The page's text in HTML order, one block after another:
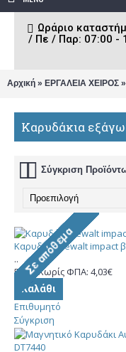
Ωράριο
/ Πε / Παρ: 07:00 -
Αρχική » ΕΡΓΑΛΕΙΑ ΧΕΙΡΟΣ »
Καρυδάκια
Σύγκριση
Καρυδάκι Dewalt impact
..
5,00€Χωρίς ΦΠΑ: 4,03€
Καλάθι
Επιθυμητό
Σύγκριση